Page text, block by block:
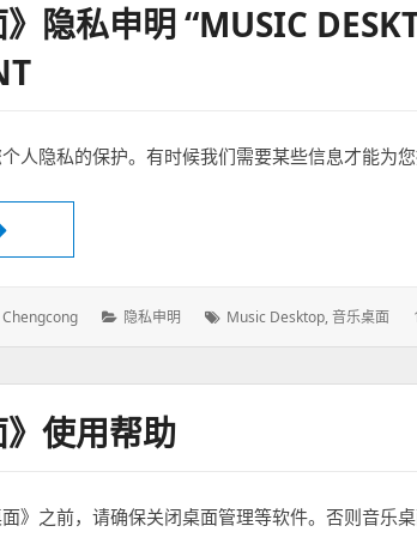
》隐私申明 “MUSIC
个人隐私的保护。有时候我们需要某些信息才能为
音乐桌面》隐私申明 “Music Desktop” privacy
作
Chengcong
分
隐私申明
标
Music Desktop,音乐桌面
》使用帮助
》之前，请确保关闭桌面管理等软件。否则音乐